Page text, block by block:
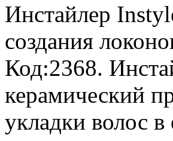
Инстайлер
создания
Код:2368.
керамический
укладки волос